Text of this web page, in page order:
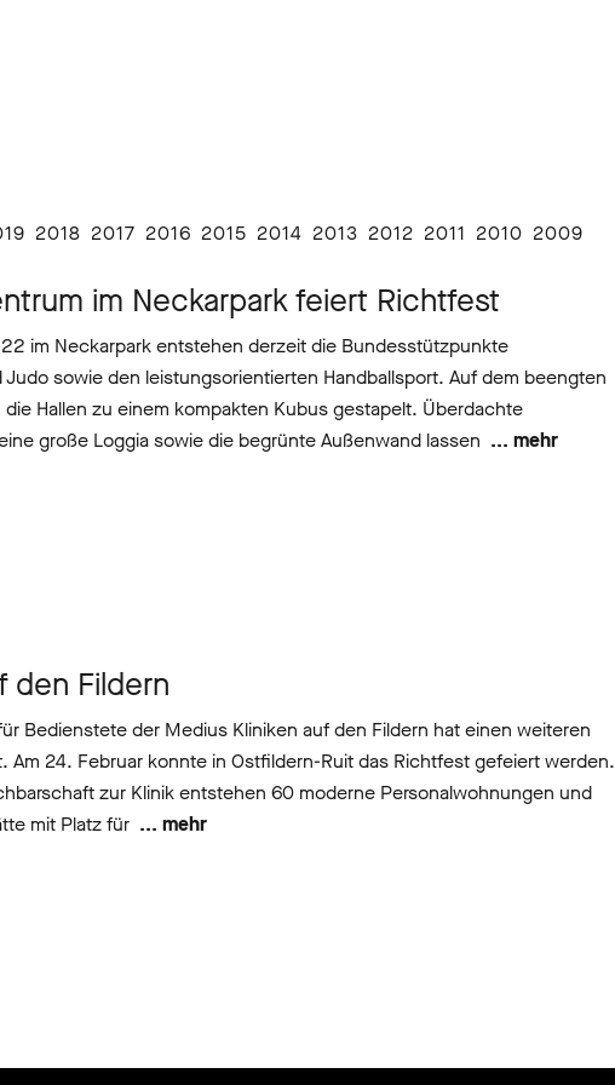
2018 2017 2016 2015 2014 2013 2012 2011 2010 2009
im Neckarpark feiert Richtfest
22 im Neckarpark entstehen derzeit die Bundesstützpunkte
Judo sowie den leistungsorientierten Handballsport. Auf dem beengten
Hallen zu einem kompakten Kubus gestapelt. Überdachte
große Loggia sowie die begrünte Außenwand lassen ... mehr
den Fildern
Bedienstete der Medius Kliniken auf den Fildern hat einen weiteren
Am 24. Februar konnte in Ostfildern-Ruit das Richtfest gefeiert werden.
zur Klinik entstehen 60 moderne Personalwohnungen und
mit Platz für ... mehr